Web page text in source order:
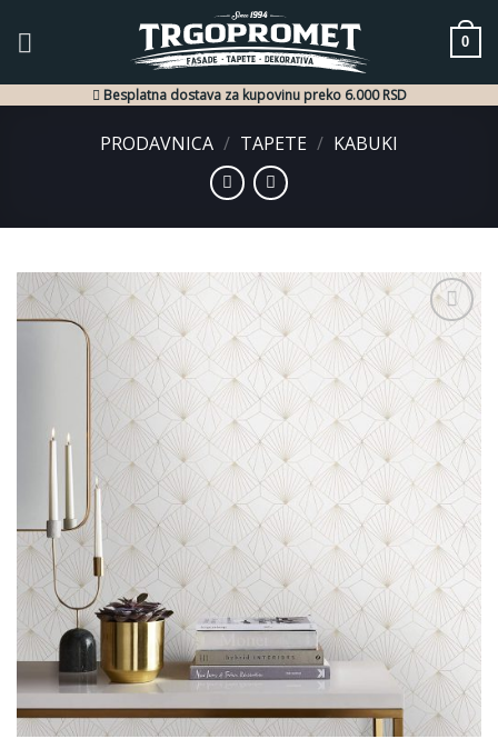
0
Besplatna dostava za kupovinu preko 6.000 RSD
PRODAVNICA / TAPETE / KABUKI
Dodaj
u listu
želja